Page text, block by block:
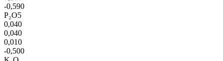
-0,590
P₂O5
0,040
0,040
0,010
-0,500